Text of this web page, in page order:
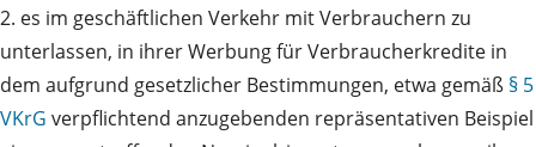
2. es im geschäftlichen Verkehr mit Verbrauchern zu
unterlassen, in ihrer Werbung für Verbraucherkredite in
dem aufgrund gesetzlicher Bestimmungen, etwa gemäß § 5
VKrG verpflichtend anzugebenden repräsentativen Beispiel